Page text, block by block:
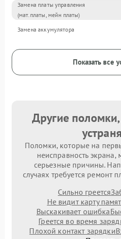
Замена платы управления
(мат.платы, мейн платы)
Замена аккумулятора
Показать все
Другие
Поломки, которые на
неисправность экрана,
серьезные причины.
случаях требуется ремонт
Сильно греется
Не видит карту
Выскакивает ошибка
Греется во время
Плохой контакт зарядки